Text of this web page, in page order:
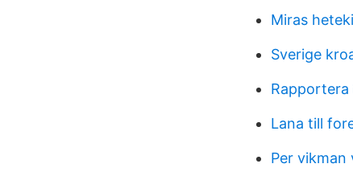
Miras
Sverige
Rapportera
Lana till
Per vikman